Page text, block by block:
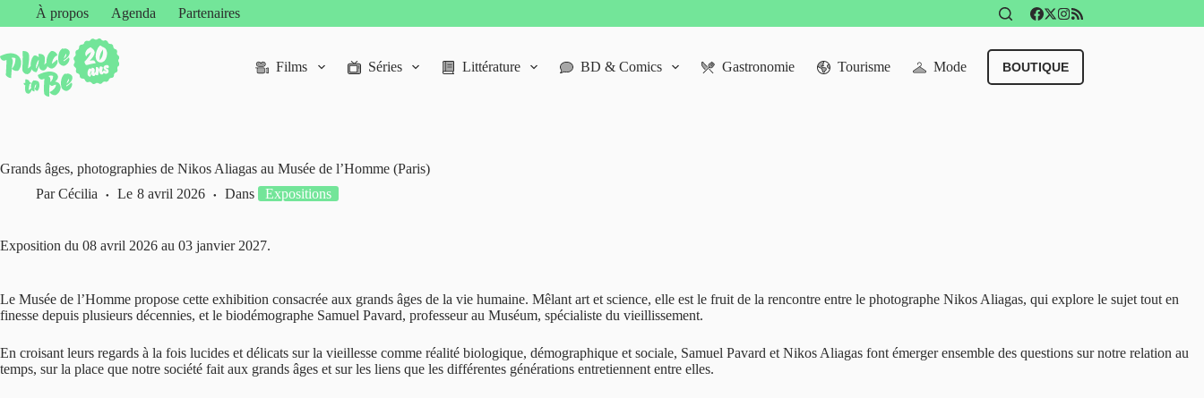
À propos Agenda Partenaires
Films Séries Littérature BD & Comics Gastronomie Tourisme Mode BOUTIQUE
Grands âges, photographies de Nikos Aliagas au Musée de l’Homme (Paris)
Par Cécilia Le 8 avril 2026 Dans Expositions
Exposition du 08 avril 2026 au 03 janvier 2027.
Le Musée de l’Homme propose cette exhibition consacrée aux grands âges de la vie humaine. Mêlant art et science, elle est le fruit de la rencontre entre le photographe Nikos Aliagas, qui explore le sujet tout en
finesse depuis plusieurs décennies, et le biodémographe Samuel Pavard, professeur au Muséum, spécialiste du vieillissement.
En croisant leurs regards à la fois lucides et délicats sur la vieillesse comme réalité biologique, démographique et sociale, Samuel Pavard et Nikos Aliagas font émerger ensemble des questions sur notre relation au
temps, sur la place que notre société fait aux grands âges et sur les liens que les différentes générations entretiennent entre elles.